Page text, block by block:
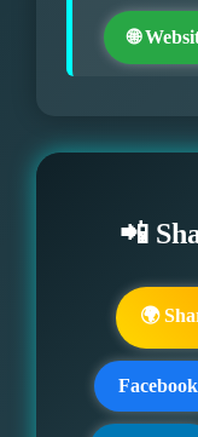
🌐
📲
🌍
Facebook